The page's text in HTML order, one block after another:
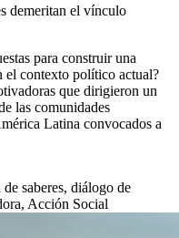
demeritan el vínculo
para construir una
el contexto político actual?
que dirigieron un
las comunidades
Latina convocados a
saberes, diálogo de
Acción Social